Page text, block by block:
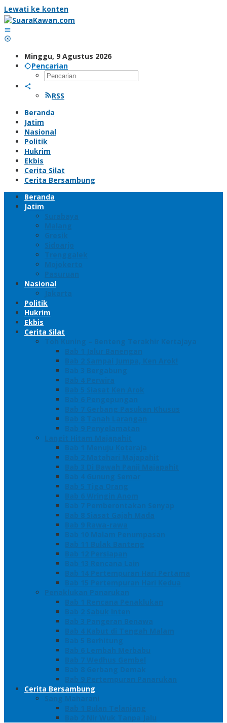
Lewati ke konten
Minggu, 9 Agustus 2026
Pencarian
RSS
Beranda
Jatim
Nasional
Politik
Hukrim
Ekbis
Cerita Silat
Cerita Bersambung
Beranda
Jatim
Surabaya
Malang
Gresik
Sidoarjo
Trenggalek
Mojokerto
Pasuruan
Nasional
Jakarta
Politik
Hukrim
Ekbis
Cerita Silat
Toh Kuning – Benteng Terakhir Kertajaya
Bab 1 Jalur Banengan
Bab 2 Sampai Jumpa, Ken Arok!
Bab 3 Bergabung
Bab 4 Perwira
Bab 5 Siasat Ken Arok
Bab 6 Pengepungan
Bab 7 Gerbang Pasukan Khusus
Bab 8 Tanah Larangan
Bab 9 Penyelamatan
Langit Hitam Majapahit
Bab 1 Menuju Kotaraja
Bab 2 Matahari Majapahit
Bab 3 Di Bawah Panji Majapahit
Bab 4 Gunung Semar
Bab 5 Tiga Orang
Bab 6 Wringin Anom
Bab 7 Pemberontakan Senyap
Bab 8 Siasat Gajah Mada
Bab 9 Rawa-rawa
Bab 10 Malam Penumpasan
Bab 11 Bulak Banteng
Bab 12 Persiapan
Bab 13 Rencana Lain
Bab 14 Pertempuran Hari Pertama
Bab 15 Pertempuran Hari Kedua
Penaklukan Panarukan
Bab 1 Rencana Penaklukan
Bab 2 Sabuk Inten
Bab 3 Pangeran Benawa
Bab 4 Kabut di Tengah Malam
Bab 5 Berhitung
Bab 6 Lembah Merbabu
Bab 7 Wedhus Gembel
Bab 8 Gerbang Demak
Bab 9 Pertempuran Panarukan
Cerita Bersambung
Sang Maharani
Bab 1 Bulan Telanjang
Bab 2 Nir Wuk Tanpa Jalu